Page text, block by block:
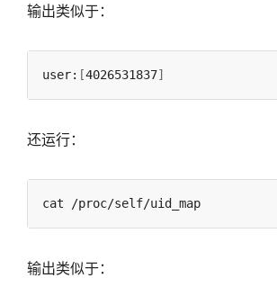
输出类似于：
user: [4026531837]
还运行：
输出类似于：